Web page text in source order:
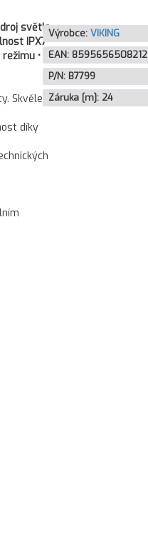
světla
IPX7
•
Skvěle
díky
Výrobce: VIKING
EAN: 8595656508212
P/N: B7799
Záruka [m]: 24